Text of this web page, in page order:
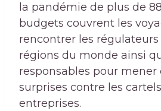
la pandémie de plus de
budgets couvrent les
rencontrer les régulateurs
régions du monde ainsi
responsables pour mener
surprises contre les
entreprises.